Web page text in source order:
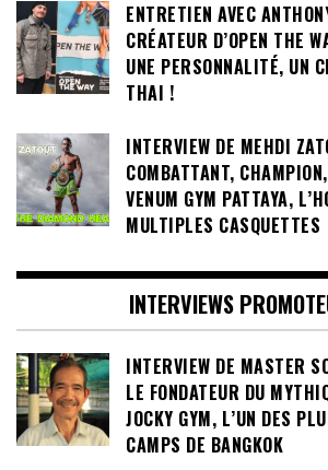
ENTRETIEN AVEC
CRÉATEUR D’OPEN THE
UNE PERSONNALITÉ, UN
THAI !
INTERVIEW DE MEHDI
COMBATTANT,
VENUM GYM PATTAYA,
MULTIPLES CASQUETTES
INTERVIEWS
INTERVIEW DE MASTER
LE FONDATEUR DU
JOCKY GYM, L’UN DES
CAMPS DE BANGKOK